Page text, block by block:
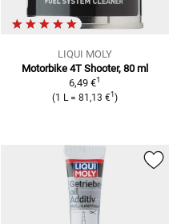
LIQUI MOLY
Motorbike 4T Shooter, 80 ml
6,49 €1
(1 L = 81,13 €1 )